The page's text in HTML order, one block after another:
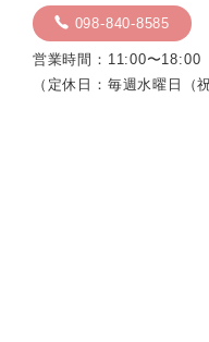
098-840-8585
営業時間：11:00〜18:00
（定休日：毎週水曜日（